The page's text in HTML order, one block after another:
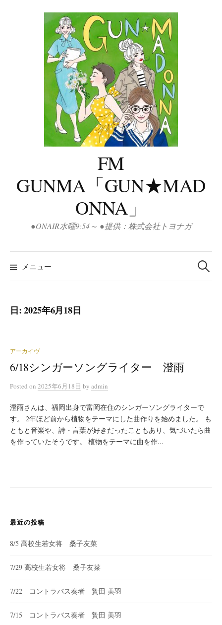
FM
GUNMA「GUN★MAD
ONNA」
●ONAIR水曜9:54～ ●提供：株式会社トヨナガ
メニュー
検
索:
日:2025年6月18日
アーカイヴ
6/18シンガーソングライター 澄雨
Posted on 2025年6月18日 by admin
澄雨さんは、福岡出身で富岡在住のシンガーソングライターで
す。 2年ほど前から植物をテーマにした曲作りを始めました。 も
ともと音楽や、詩・言葉が好きだったこともあり、気づいたら曲
を作っていたそうです。 植物をテーマに曲を作...
最近の投稿
8/5 高校生若女将 桑子友菜
7/29 高校生若女将 桑子友菜
7/22 コントラバス奏者 贄田 美羽
7/15 コントラバス奏者 贄田 美羽